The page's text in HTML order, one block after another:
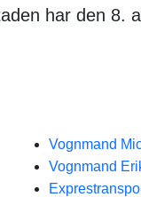
har den 8.
Vognmand
Vognmand